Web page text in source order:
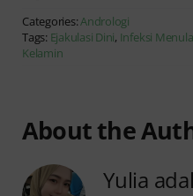
Categories:Andrologi
Tags: Ejakulasi Dini, Infeksi
Kelamin
About the
Yulia